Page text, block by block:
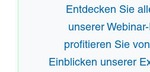
Entdecken Sie
unserer
profitieren Sie
Einblicken unserer